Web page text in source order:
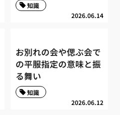
2026.06.14
知識
お別れの会や偲ぶ会で
の平服指定の意味と振
る舞い
2026.06.12
知識